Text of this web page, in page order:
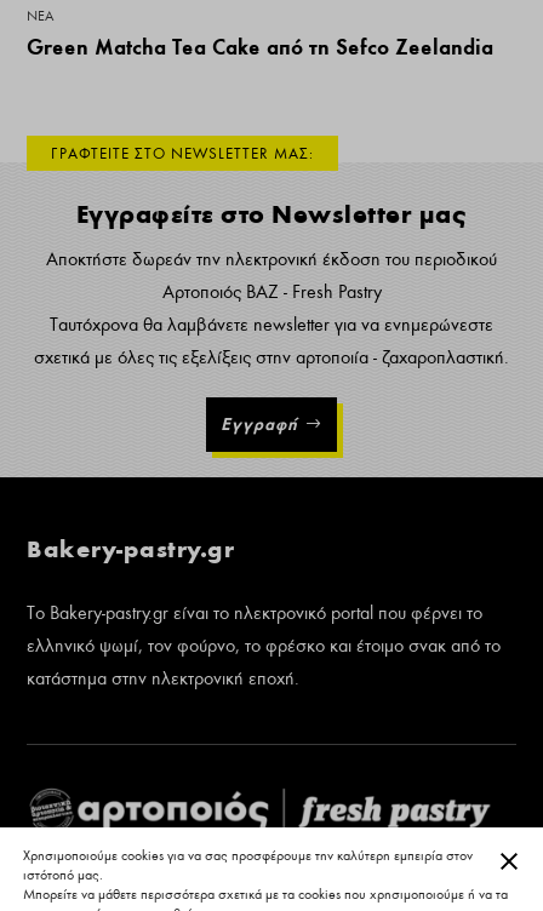
ΝΕΑ
Green Matcha Tea Cake από τη Sefco Zeelandia
ΓΡΑΦΤΕΙΤΕ ΣΤΟ NEWSLETTER ΜΑΣ:
Εγγραφείτε στο Newsletter μας
Αποκτήστε δωρεάν την ηλεκτρονική έκδοση του περιοδικού
Αρτοποιός ΒΑΖ - Fresh Pastry
Ταυτόχρονα θα λαμβάνετε newsletter για να ενημερώνεστε
σχετικά με όλες τις εξελίξεις στην αρτοποιία - ζαχαροπλαστική.
Εγγραφή
Bakery-pastry.gr
Το Bakery-pastry.gr είναι το ηλεκτρονικό portal που φέρνει το
ελληνικό ψωμί, τον φούρνο, το φρέσκο και έτοιμο σνακ από το
κατάστημα στην ηλεκτρονική εποχή.
Χρησιμοποιούμε cookies για να σας προσφέρουμε την καλύτερη εμπειρία στον
ιστότοπό μας.
Μπορείτε να μάθετε περισσότερα σχετικά με τα cookies που χρησιμοποιούμε ή να τα